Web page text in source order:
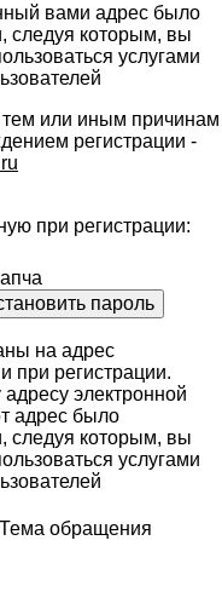
вами адрес было
следуя которым, вы
услугами
тем или иным причинам
регистрации -
при регистрации:
на адрес
при регистрации.
электронной
адрес было
следуя которым, вы
услугами
Тема обращения